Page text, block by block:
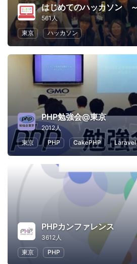
561人
東京
ハッカソン
PHP勉強会@東京
2012人
東京
PHP CakePHP Laravel
PHPカンファレンス
3612人
東京
PHP